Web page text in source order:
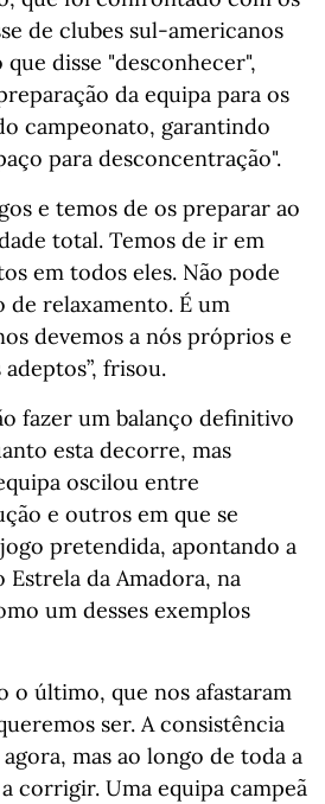
de clubes sul-americanos
disse "desconhecer",
da equipa para os
campeonato, garantindo
para desconcentração".
e temos de os preparar ao
total. Temos de ir em
em todos eles. Não pode
relaxamento. É um
devemos a nós próprios e
frisou.
fazer um balanço definitivo
esta decorre, mas
oscilou entre
e outros em que se
pretendida, apontando a
da Amadora, na
um desses exemplos
o último, que nos afastaram
ser. A consistência
mas ao longo de toda a
corrigir. Uma equipa campeã